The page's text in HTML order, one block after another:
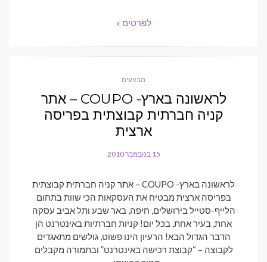
לפרטים »
מבצעים
לראשונה בארץ- COUPO – אתר
קניה חברתית קבוצתית בפריסה
ארצית
POSTED
15 בנובמבר 2010
לראשונה בארץ- COUPO – אתר קניה חברתית קבוצתית
בפריסה ארצית מבטיח את העסקאות הכי שוות בתחום
הלייף-סטייל בירושלים, חיפה, באר שבע ותל אביב עסקה
אחת, בעיר אחת, בכל יום! קניות חברתיות באינטרנט הן
הדבר הגדול הבא! הרעיון הינו פשוט, גולשים מתאגדים
לקבוצה – “קבוצת רכישה באינטרנט” ובתמורה מקבלים